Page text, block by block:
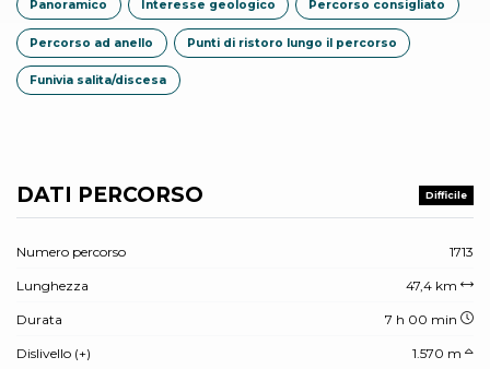
Panoramico Interesse geologico Percorso consigliato
Percorso ad anello Punti di ristoro lungo il percorso
Funivia salita/discesa
DATI PERCORSO Difficile
Numero percorso 1713
Lunghezza 47,4 km
Durata 7 h 00 min
Dislivello (+) 1.570 m